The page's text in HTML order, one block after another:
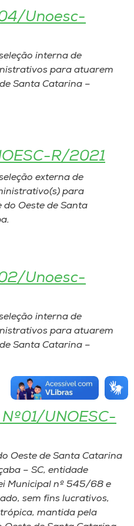
Unoesc-
interna de
para atuarem
Santa Catarina –
R/2021
externa de
para
Oeste de Santa
Unoesc-
interna de
para atuarem
Santa Catarina –
UNOESC-
Oeste de Santa Catarina
– SC, entidade
Municipal nº 545/68 e
sem fins lucrativos,
mantida pela